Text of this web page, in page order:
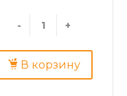
- +
В корзину